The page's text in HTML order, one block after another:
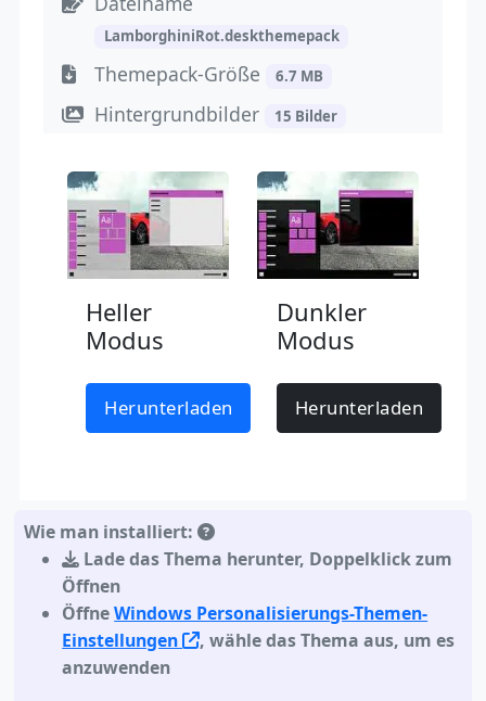
LamborghiniRot.deskthemepack
Themepack-Größe 6.7 MB
Hintergrundbilder 15 Bilder
Heller
Modus
Herunterladen
Dunkler
Modus
Herunterladen
Wie man installiert:
Lade das Thema herunter, Doppelklick zum
Öffnen
ÖffneWindows Personalisierungs-Themen-
Einstellungen
, wähle das Thema aus, um es
anzuwenden